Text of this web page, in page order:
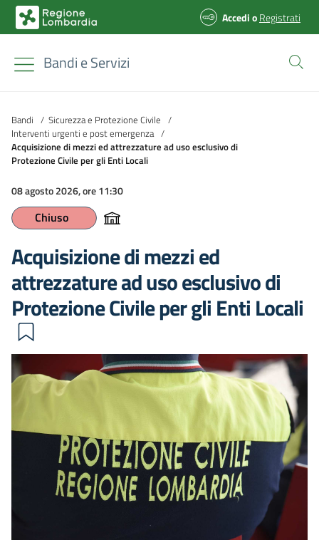
AccedioRegistrati
Bandi e Servizi
Bandi / Sicurezza e Protezione Civile /
Interventi urgenti e post emergenza /
Acquisizione di mezzi ed attrezzature ad uso esclusivo di
Protezione Civile per gli Enti Locali
08 agosto 2026, ore 11:30
Chiuso
Acquisizione di mezzi ed
attrezzature ad uso esclusivo di
Protezione Civile per gli Enti Locali